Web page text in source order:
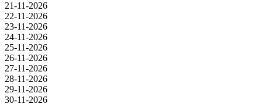
21-11-2026
22-11-2026
23-11-2026
24-11-2026
25-11-2026
26-11-2026
27-11-2026
28-11-2026
29-11-2026
30-11-2026